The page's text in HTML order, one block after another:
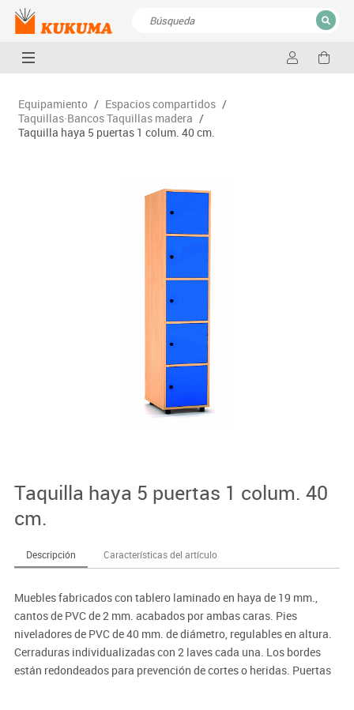
CERRAR
Equipamiento / Espacios compartidos /
Taquillas·Bancos Taquillas madera /
Taquilla haya 5 puertas 1 colum. 40 cm.
Taquilla haya 5 puertas 1 colum. 40
cm.
Descripción Características del artículo
Muebles fabricados con tablero laminado en haya de 19 mm.,
cantos de PVC de 2 mm. acabados por ambas caras. Pies
niveladores de PVC de 40 mm. de diámetro, regulables en altura.
Cerraduras individualizadas con 2 laves cada una. Los bordes
están redondeados para prevención de cortes o heridas. Puertas